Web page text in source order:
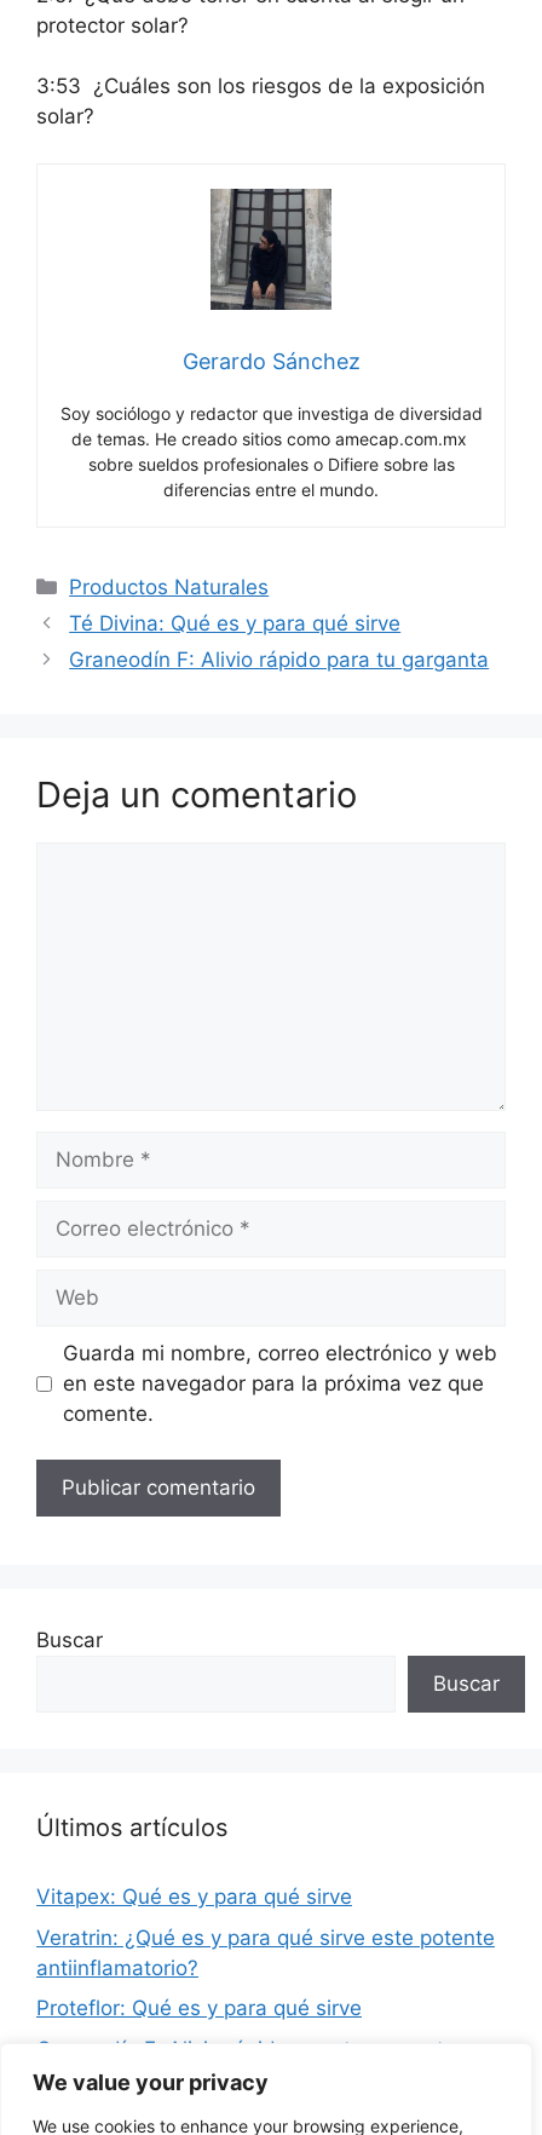
We value your privacy
We use cookies to enhance your browsing experience,
protector solar?
3:53 ¿Cuáles son los riesgos de la exposición
solar?
Gerardo Sánchez
Soy sociólogo y redactor que investiga de diversidad
de temas. He creado sitios como amecap.com.mx
sobre sueldos profesionales o Difiere sobre las
diferencias entre el mundo.
Categorías
Productos Naturales
Té Divina: Qué es y para qué sirve
Graneodín F: Alivio rápido para tu garganta
Deja un comentario
electrónico
Guarda mi nombre, correo electrónico y web
en este navegador para la próxima vez que
comente.
Buscar
Buscar
Últimos artículos
Vitapex: Qué es y para qué sirve
Veratrin: ¿Qué es y para qué sirve este potente
antiinflamatorio?
Proteflor: Qué es y para qué sirve
Graneodín F: Alivio rápido para tu garganta
Simiblock Ultra Max 100: Qué es y para qué
sirve